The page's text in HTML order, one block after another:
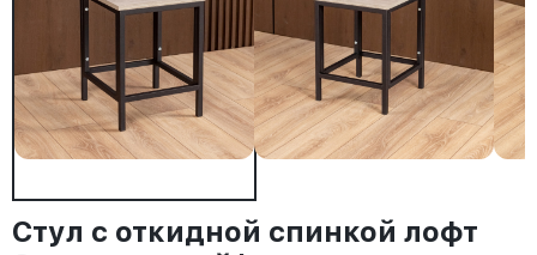
Стул с откидной спинкой лофт